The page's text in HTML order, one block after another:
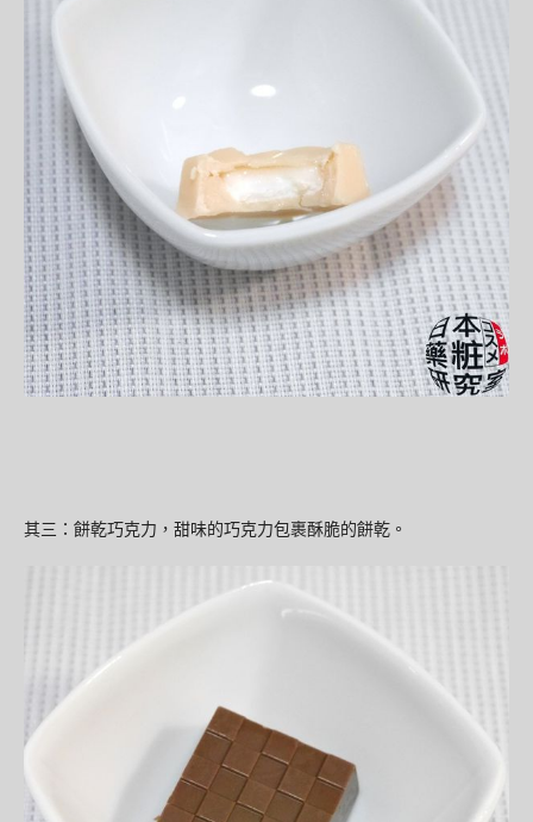
其三：餅乾巧克力，甜味的巧克力包裹酥脆的餅乾。